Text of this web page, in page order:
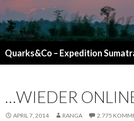
Quarks&Co – Expedition
…WIEDER
APRIL 7, 2014 RANGA 2.775